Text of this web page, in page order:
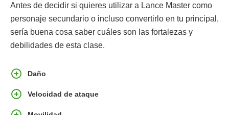
Antes de decidir si quieres utilizar a Lance Master como
personaje secundario o incluso convertirlo en tu principal,
sería buena cosa saber cuáles son las fortalezas y
debilidades de esta clase.
Daño
Velocidad de ataque